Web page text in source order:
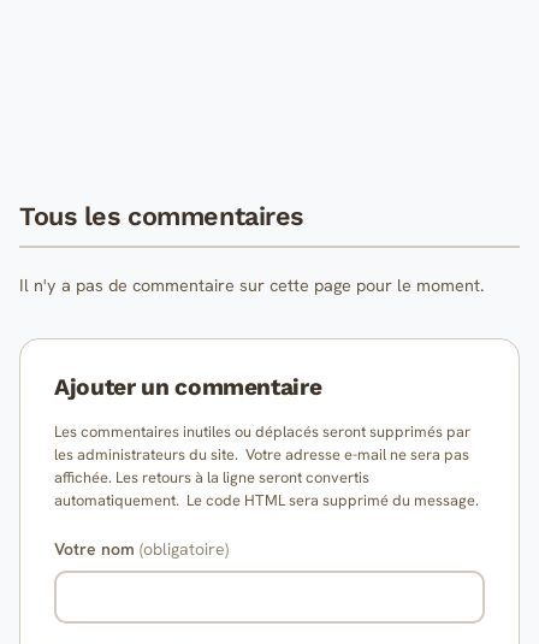
Tous les commentaires
Il n'y a pas de commentaire sur cette page pour le moment.
Ajouter un commentaire
Les commentaires inutiles ou déplacés seront supprimés par
les administrateurs du site. Votre adresse e-mail ne sera pas
affichée. Les retours à la ligne seront convertis
automatiquement. Le code HTML sera supprimé du message.
Votre nom (obligatoire)